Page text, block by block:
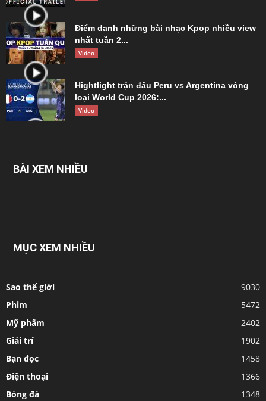
Điểm danh những bài nhạc Kpop nhiều view
nhất tuần 2...
Video
Hightlight trận đấu Peru vs Argentina vòng
loại World Cup 2026:...
Video
BÀI XEM NHIỀU
MỤC XEM NHIỀU
Sao thế giới
9030
Phim
5472
Mỹ phẩm
2402
Giải trí
1902
Bạn đọc
1458
Điện thoại
1366
Bóng đá
1348